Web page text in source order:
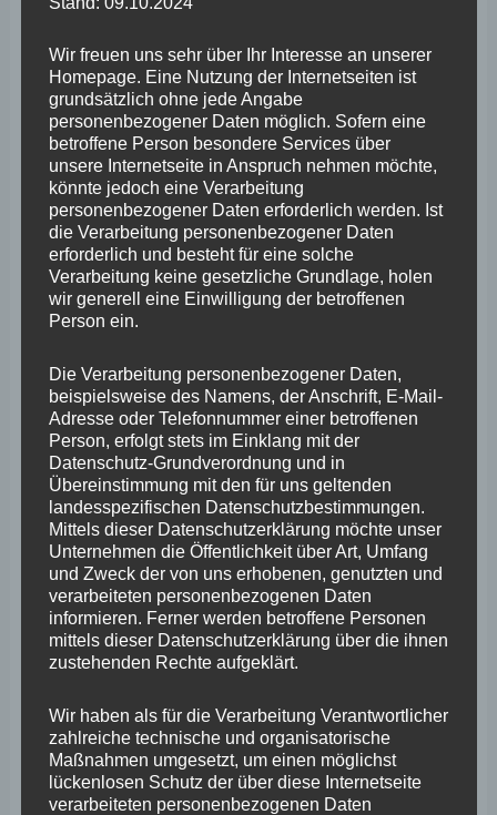
als zu verdoppeln. Die rheinland-pfälzischen Städte
Andernach, Mayen, Koblenz und Neuwied sowie die
hessische Stadt Limburg befürchten starke
Auswirkungen auf ihre Innenstädte und haben deshalb
bereits im April eine gemeinsame Resolution gegen eine
Erweiterung des FOC verabschiedet. In dieser haben die
Unterzeichner an die Landesregierung appelliert, die
selbst gesetzten Ziele zum Einzelhandel ernst zu
nehmen und für die geplante Erweiterung des FOC nicht
erneut eine Abweichung von den Zielen der
Landesplanung zuzulassen.
Wie die Antwort auf meine Kleine Anfrage aktuell
bestätigt, muss bei Einzelhandelsprojekten oberhalb von
800 Quadratmetern Verkaufsfläche die
Raumverträglichkeit und die Auswirkung auf
benachbarte Städte im Einzelfall sorgfältig geprüft
werden. Hierbei sind u.a. die im
Landesentwicklungsprogramm enthaltenen
Zentralitätsgebot, das städtebauliche Integritätsgebot
sowie das Nichtbeeinträchtigungsgebot zu beachten.
Ich bin dem Innenminister insofern dankbar, als dass er
Wir freuen uns sehr über Ihr Interesse an unserer
Homepage. Eine Nutzung der Internetseiten ist
grundsätzlich ohne jede Angabe
personenbezogener Daten möglich. Sofern eine
betroffene Person besondere Services über
unsere Internetseite in Anspruch nehmen möchte,
könnte jedoch eine Verarbeitung
personenbezogener Daten erforderlich werden. Ist
die Verarbeitung personenbezogener Daten
erforderlich und besteht für eine solche
Verarbeitung keine gesetzliche Grundlage, holen
wir generell eine Einwilligung der betroffenen
Person ein.
Die Verarbeitung personenbezogener Daten,
beispielsweise des Namens, der Anschrift, E-Mail-
Adresse oder Telefonnummer einer betroffenen
Person, erfolgt stets im Einklang mit der
Datenschutz-Grundverordnung und in
Übereinstimmung mit den für uns geltenden
landesspezifischen Datenschutzbestimmungen.
Mittels dieser Datenschutzerklärung möchte unser
Unternehmen die Öffentlichkeit über Art, Umfang
und Zweck der von uns erhobenen, genutzten und
verarbeiteten personenbezogenen Daten
informieren. Ferner werden betroffene Personen
mittels dieser Datenschutzerklärung über die ihnen
zustehenden Rechte aufgeklärt.
Wir haben als für die Verarbeitung Verantwortlicher
zahlreiche technische und organisatorische
Maßnahmen umgesetzt, um einen möglichst
lückenlosen Schutz der über diese Internetseite
verarbeiteten personenbezogenen Daten